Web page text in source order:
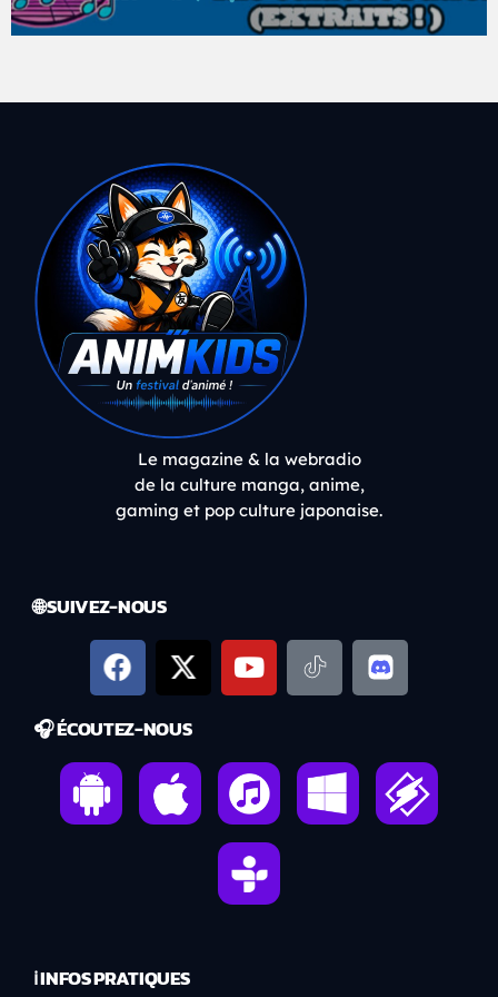
Le magazine & la webradio
de la culture manga, anime,
gaming et pop culture japonaise.
🌐 SUIVEZ-NOUS
🎧 ÉCOUTEZ-NOUS
ℹ️ INFOS PRATIQUES